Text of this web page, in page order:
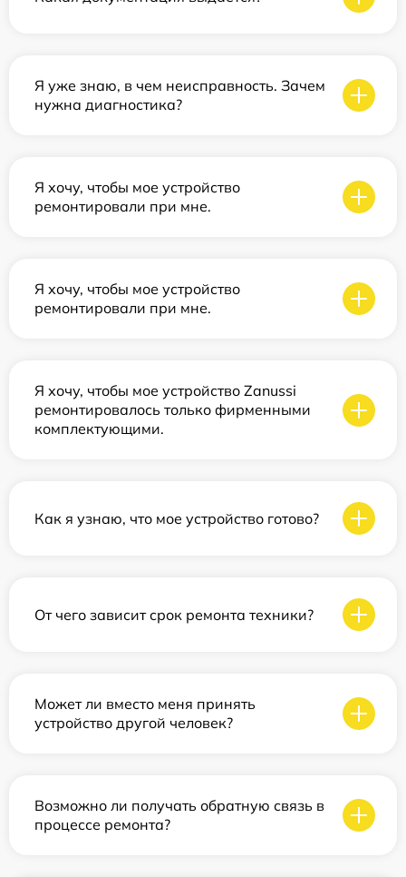
Я уже знаю, в чем неисправность. Зачем
нужна диагностика?
Я хочу, чтобы мое устройство
ремонтировали при мне.
Я хочу, чтобы мое устройство
ремонтировали при мне.
Я хочу, чтобы мое устройство Zanussi
ремонтировалось только фирменными
комплектующими.
Как я узнаю, что мое устройство готово?
От чего зависит срок ремонта техники?
Может ли вместо меня принять
устройство другой человек?
Возможно ли получать обратную связь в
процессе ремонта?